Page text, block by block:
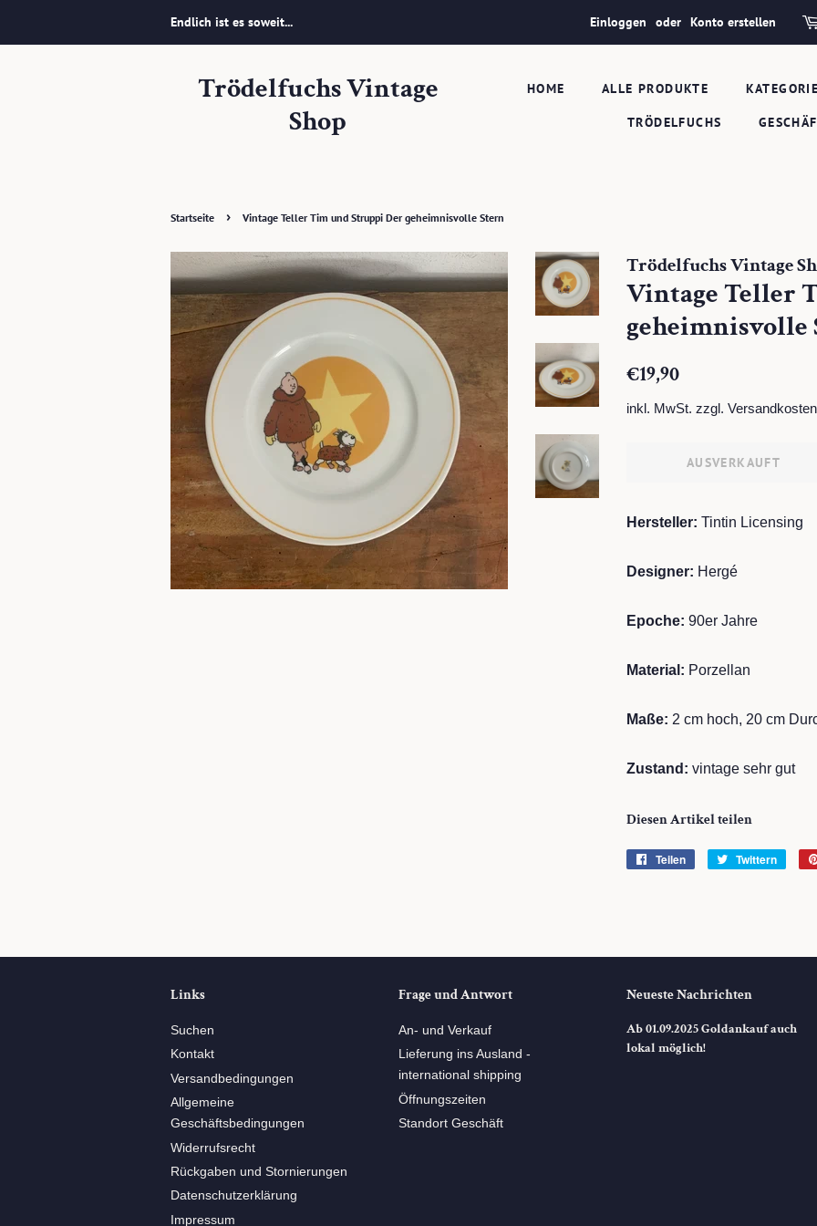
Endlich ist es soweit... Einloggen oder Konto erstellen
Trödelfuchs Vintage
Shop
HOME ALLE PRODUKTE
TRÖDELFUCHS
Startseite › Vintage Teller Tim und Struppi Der geheimnisvolle Stern
Trödelfuchs Vintage
Vintage Teller
geheimnisvolle
Normaler
€19,90
inkl. MwSt. zzgl. Versandkosten
AUSVERKAUFT
Hersteller: Tintin Licensing
Designer: Hergé
Epoche: 90er Jahre
Material: Porzellan
Maße: 2 cm hoch, 20 cm
Zustand: vintage sehr gut
Diesen Artikel teilen
Teilen Twittern
Links
Suchen
Kontakt
Versandbedingungen
Allgemeine
Geschäftsbedingungen
Widerrufsrecht
Rückgaben und Stornierungen
Datenschutzerklärung
Impressum
Frage und Antwort
An- und Verkauf
Lieferung ins Ausland -
international shipping
Öffnungszeiten
Standort Geschäft
Neueste Nachrichten
Ab 01.09.2025 Goldankauf auch
lokal möglich!